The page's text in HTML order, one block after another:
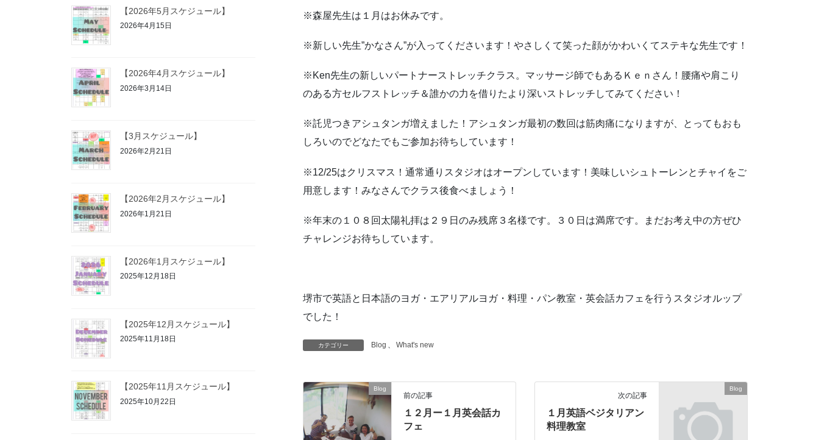
※森屋先生は１月はお休みです。
※新しい先生”かなさん”が入ってくださいます！やさしくて笑った顔がかわいくてステキな先生です！
※Ken先生の新しいパートナーストレッチクラス。マッサージ師でもあるＫｅｎさん！腰痛や肩こり
のある方セルフストレッチ＆誰かの力を借りたより深いストレッチしてみてください！
※託児つきアシュタンガ増えました！アシュタンガ最初の数回は筋肉痛になりますが、とってもおも
しろいのでどなたでもご参加お待ちしています！
※12/25はクリスマス！通常通りスタジオはオープンしています！美味しいシュトーレンとチャイをご
用意します！みなさんでクラス後食べましょう！
※年末の１０８回太陽礼拝は２９日のみ残席３名様です。３０日は満席です。まだお考え中の方ぜひ
チャレンジお待ちしています。
堺市で英語と日本語のヨガ・エアリアルヨガ・料理・パン教室・英会話カフェを行うスタジオルップ
でした！
カテゴリー Blog 、 What's new
Blog
前の記事
１２月ー１月英会話カ
フェ
Blog
次の記事
１月英語ベジタリアン
料理教室
【2026年5月スケジュール】
2026年4月15日
【2026年4月スケジュール】
2026年3月14日
【3月スケジュール】
2026年2月21日
【2026年2月スケジュール】
2026年1月21日
【2026年1月スケジュール】
2025年12月18日
【2025年12月スケジュール】
2025年11月18日
【2025年11月スケジュール】
2025年10月22日